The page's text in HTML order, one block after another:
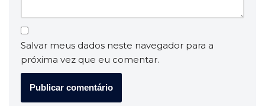
Salvar meus dados neste navegador para a
próxima vez que eu comentar.